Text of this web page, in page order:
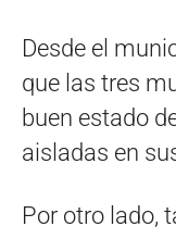
Desde el
que las tres
buen estado
aisladas en
Por otro lado,